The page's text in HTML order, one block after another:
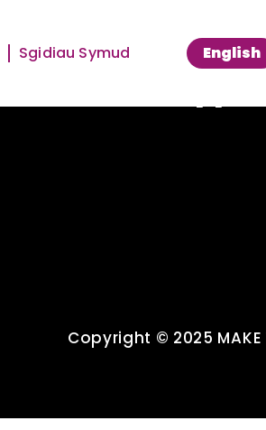
Sgidiau Symud English
Copyright © 2025 MAKE